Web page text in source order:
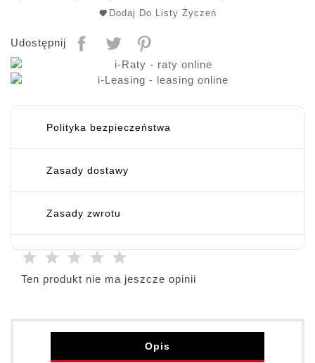
Dodaj Do Listy Życzeń
Udostępnij
Polityka bezpieczeństwa
Zasady dostawy
Zasady zwrotu
Ten produkt nie ma jeszcze opinii
Opis